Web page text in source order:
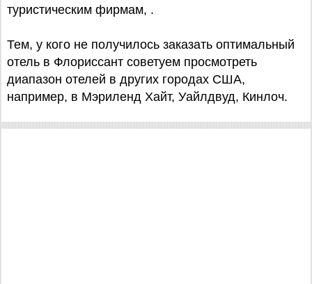
туристическим фирмам, .
Тем, у кого не получилось заказать оптимальный
отель в Флориссант советуем просмотреть
диапазон отелей в других городах США,
например, в Мэриленд Хайт, Уайлдвуд, Кинлоч.